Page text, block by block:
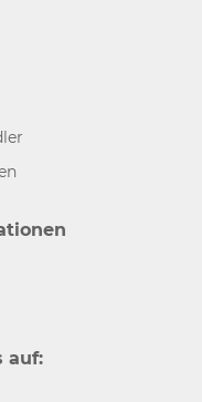
auf: